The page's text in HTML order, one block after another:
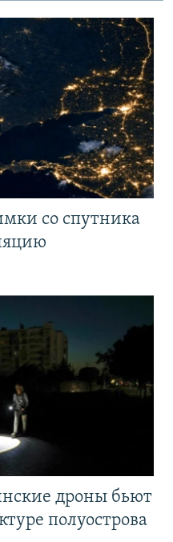
со спутника
дроны бьют
полуострова